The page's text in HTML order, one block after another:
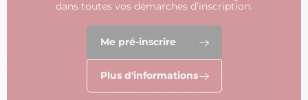
dans toutes vos démarches d’inscription.
Me pré-inscrire
Plus d'informations